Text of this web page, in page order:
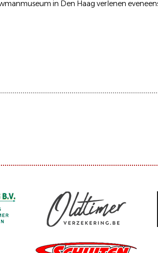
in Den Haag verlenen